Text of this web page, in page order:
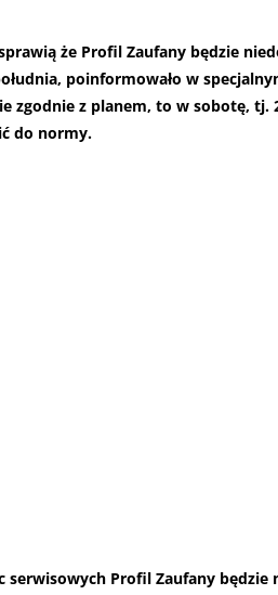
że Profil Zaufany będzie
poinformowało w
zgodnie z planem, to w sobotę, tj.
do normy.
serwisowych Profil Zaufany będzie